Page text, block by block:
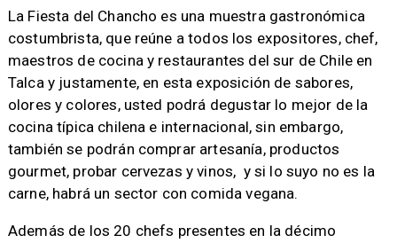
La Fiesta del Chancho es una muestra gastronómica
costumbrista, que reúne a todos los expositores, chef,
maestros de cocina y restaurantes del sur de Chile en
Talca y justamente, en esta exposición de sabores,
olores y colores, usted podrá degustar lo mejor de la
cocina típica chilena e internacional, sin embargo,
también se podrán comprar artesanía, productos
gourmet, probar cervezas y vinos, y si lo suyo no es la
carne, habrá un sector con comida vegana.
Además de los 20 chefs presentes en la décimo